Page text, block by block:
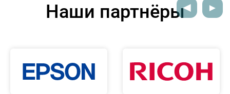
Наши партнёры